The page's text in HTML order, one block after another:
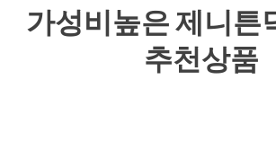
가성비높은 제니튼
추천상품